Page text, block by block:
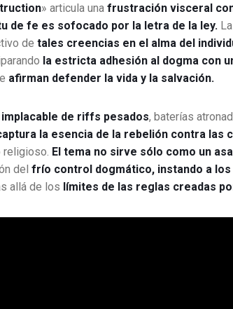
» articula una frustración visceral
de fe es sofocado por la letra de la ley.
de tales creencias en el alma del
la estricta adhesión al dogma con
afirman defender la vida y la salvación.
implacable de riffs pesados, baterías
la esencia de la rebelión contra las
religioso. El tema no sirve sólo como un
del frío control dogmático, instando a
allá de los límites de las reglas creadas